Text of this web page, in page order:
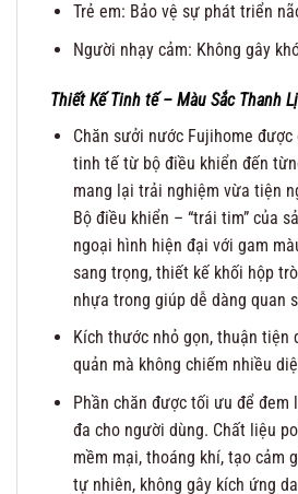
Trẻ em: Bảo vệ sự phát triển
Người nhạy cảm: Không gây
Thiết Kế Tinh tế – Màu Sắc Thanh
Chăn sưởi nước Fujihome
tinh tế từ bộ điều khiển đến
mang lại trải nghiệm vừa tiện
Bộ điều khiển – “trái tim” của
ngoại hình hiện đại với gam
sang trọng, thiết kế khối hộp
nhựa trong giúp dễ dàng quan
Kích thước nhỏ gọn, thuận tiện
quản mà không chiếm nhiều
Phần chăn được tối ưu để
đa cho người dùng. Chất liệu
mềm mại, thoáng khí, tạo cảm
tự nhiên, không gây kích ứng